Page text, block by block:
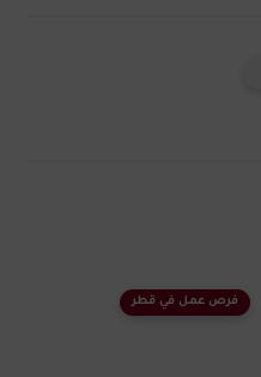
فرص عمل في قطر